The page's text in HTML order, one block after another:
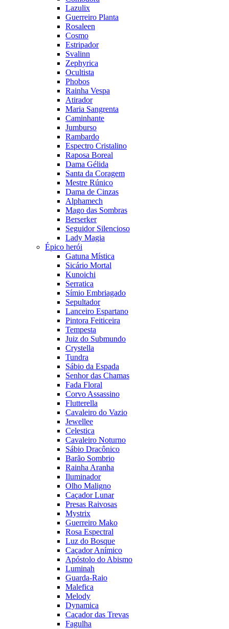
Lazulix
Guerreiro Planta
Rosaleen
Cosmo
Estripador
Svalinn
Zephyrica
Ocultista
Phobos
Rainha Vespa
Atirador
Maria Sangrenta
Caminhante
Jumburso
Rambardo
Espectro Cristalino
Raposa Boreal
Dama Gélida
Santa da Coragem
Mestre Rúnico
Dama de Cinzas
Alphamech
Mago das Sombras
Berserker
Seguidor Silencioso
Lady Magia
Épico herói
Gatuna Mística
Sicário Mortal
Kunoichi
Serratica
Símio Embriagado
Sepultador
Lanceiro Espartano
Pintora Feiticeira
Tempesta
Juiz do Submundo
Crystella
Tundra
Sábio da Espada
Senhor das Chamas
Fada Floral
Corvo Assassino
Flutterella
Cavaleiro do Vazio
Jewellee
Celestica
Cavaleiro Noturno
Sábio Dracônico
Barão Sombrio
Rainha Aranha
Iluminador
Olho Maligno
Caçador Lunar
Presas Raivosas
Mystrix
Guerreiro Mako
Rosa Espectral
Luz do Bosque
Caçador Anímico
Apóstolo do Abismo
Luminah
Guarda-Raio
Malefica
Melody
Dynamica
Caçador das Trevas
Fagulha